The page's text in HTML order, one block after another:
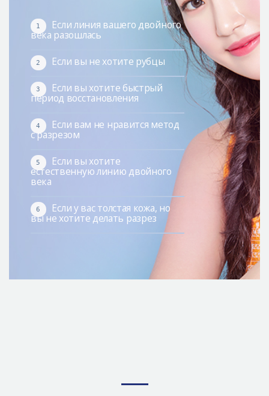
1 Если линия вашего двойного
века разошлась
2 Если вы не хотите рубцы
3 Если вы хотите быстрый
период восстановления
4 Если вам не нравится метод
с разрезом
5 Если вы хотите
естественную линию двойного
века
6 Если у вас толстая кожа, но
вы не хотите делать разрез